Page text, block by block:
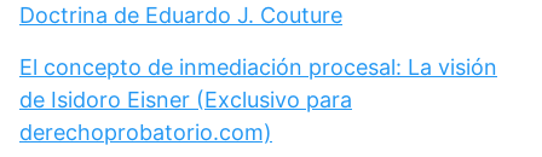
Doctrina de Eduardo J. Couture
El concepto de inmediación procesal: La visión
de Isidoro Eisner (Exclusivo para
derechoprobatorio.com)